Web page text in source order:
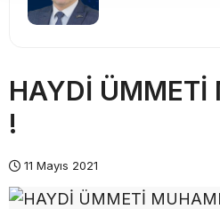
HAYDİ ÜMMETİ
!
11 Mayıs 2021